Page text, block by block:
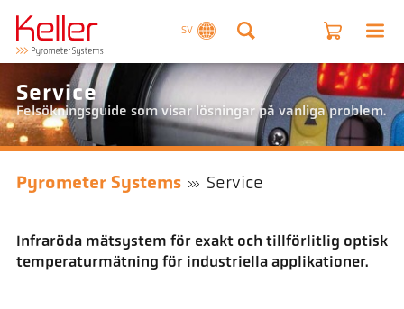
SV
Service
Felsökningsguide som visar lösningar på vanliga problem.
Pyrometer Systems Service
Infraröda mätsystem för exakt och tillförlitlig optisk
temperaturmätning för industriella applikationer.